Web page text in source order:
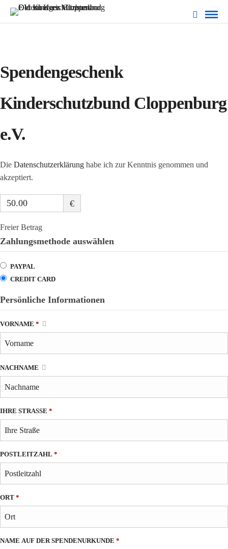
Spendengeschenk
Kinderschutzbund Cloppenburg
e.V.
Die Datenschutzerklärung habe ich zur Kenntnis genommen und
akzeptiert.
€
Freier Betrag
Zahlungsmethode auswählen
PAYPAL
CREDIT CARD
Persönliche Informationen
VORNAME *
NACHNAME
IHRE STRASSE *
POSTLEITZAHL *
ORT *
NAME AUF DER SPENDENURKUNDE *